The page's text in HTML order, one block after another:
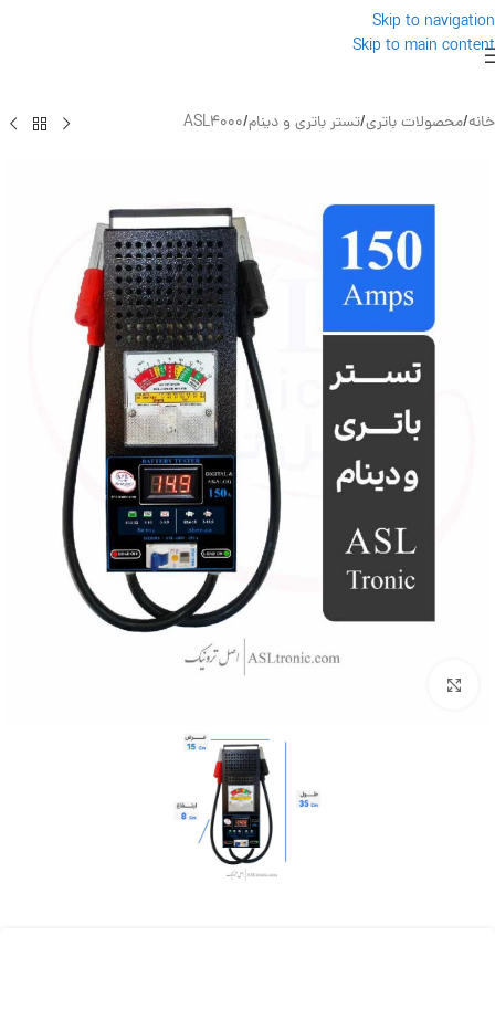
Skip to navigation
Skip to main content
خانه/محصولات باتری/تستر باتری و دینام/
ASL4000